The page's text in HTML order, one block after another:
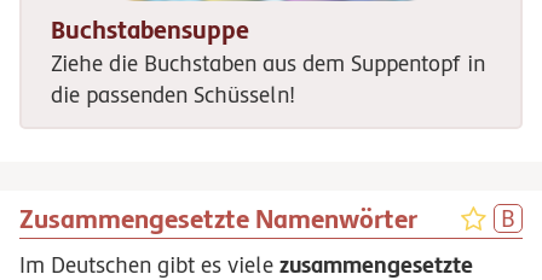
Buchstabensuppe
Ziehe die Buchstaben aus dem Suppentopf in
die passenden Schüsseln!
Zusammengesetzte Namenwörter
Im Deutschen gibt es viele zusammengesetzte